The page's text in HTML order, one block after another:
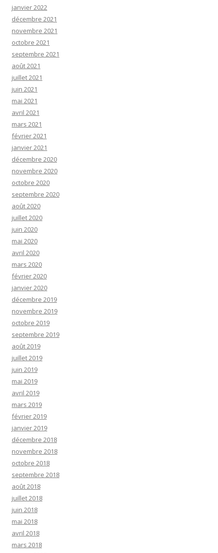
janvier 2022
décembre 2021
novembre 2021
octobre 2021
septembre 2021
août 2021
juillet 2021
juin 2021
mai 2021
avril 2021
mars 2021
février 2021
janvier 2021
décembre 2020
novembre 2020
octobre 2020
septembre 2020
août 2020
juillet 2020
juin 2020
mai 2020
avril 2020
mars 2020
février 2020
janvier 2020
décembre 2019
novembre 2019
octobre 2019
septembre 2019
août 2019
juillet 2019
juin 2019
mai 2019
avril 2019
mars 2019
février 2019
janvier 2019
décembre 2018
novembre 2018
octobre 2018
septembre 2018
août 2018
juillet 2018
juin 2018
mai 2018
avril 2018
mars 2018